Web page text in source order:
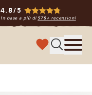
4.8/5
In base a più di578+ recensioni